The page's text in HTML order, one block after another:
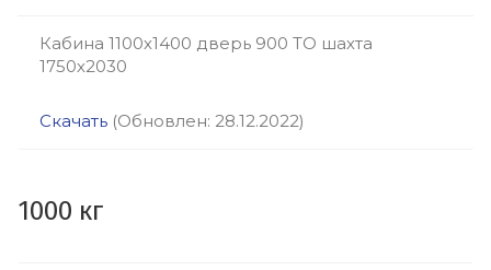
Кабина 1100х1400 дверь 900 ТО шахта
1750х2030
Скачать (Обновлен: 28.12.2022)
1000 кг